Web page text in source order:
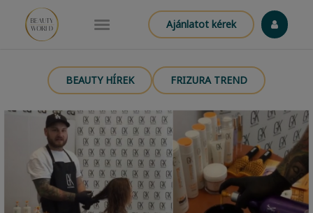
Ajánlatot kérek
BEAUTY HÍREK FRIZURA TREND